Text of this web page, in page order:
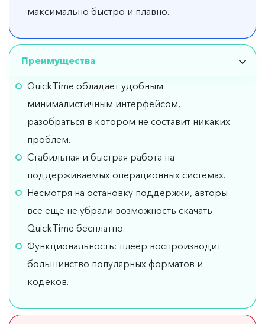
максимально быстро и плавно.
Преимущества
QuickTime обладает удобным
минималистичным интерфейсом,
разобраться в котором не составит никаких
проблем.
Стабильная и быстрая работа на
поддерживаемых операционных системах.
Несмотря на остановку поддержки, авторы
все еще не убрали возможность скачать
QuickTime бесплатно.
Функциональность: плеер воспроизводит
большинство популярных форматов и
кодеков.